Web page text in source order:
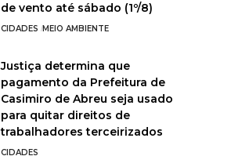
de vento até sábado (1º/8)
CIDADES MEIO AMBIENTE
Justiça determina que
pagamento da Prefeitura de
Casimiro de Abreu seja usado
para quitar direitos de
trabalhadores terceirizados
CIDADES